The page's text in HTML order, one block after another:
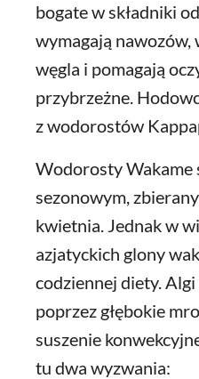
bogate w składniki
wymagają nawozów,
węgla i pomagają
przybrzeżne.
z wodorostów
Wodorosty Wakame
sezonowym,
kwietnia. Jednak w
azjatyckich glony
codziennej diety.
poprzez głębokie
suszenie
tu dwa wyzwania: